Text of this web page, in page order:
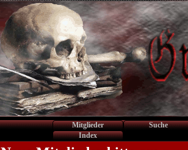
Mitglieder
Suche
Index